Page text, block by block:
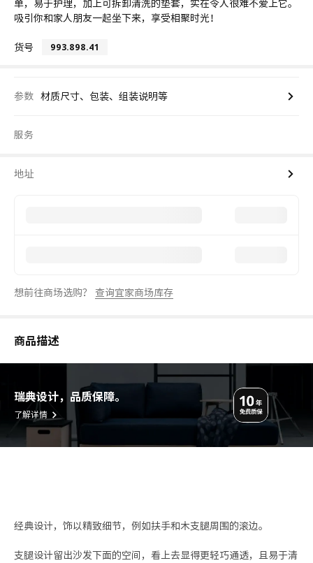
单，易于护理，加上可拆卸清洗的垫套，实在令人很难不爱上它。
吸引你和家人朋友一起坐下来，享受相聚时光！
货号 993.898.41
参数 材质尺寸、包装、组装说明等
服务
地址
想前往商场选购？ 查询宜家商场库存
商品描述
瑞典设计，品质保障。
了解详情
经典设计，饰以精致细节，例如扶手和木支腿周围的滚边。
支腿设计留出沙发下面的空间，看上去显得更轻巧通透，且易于清